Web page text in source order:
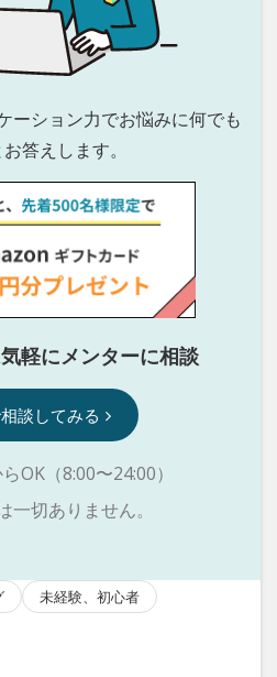
ーション力でお悩みに何でも
答えします。
軽にメンターに相談
談してみる
OK（8:00〜24:00）
一切ありません。
未経験、初心者